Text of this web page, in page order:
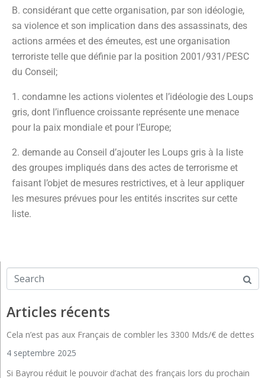
B. considérant que cette organisation, par son idéologie,
sa violence et son implication dans des assassinats, des
actions armées et des émeutes, est une organisation
terroriste telle que définie par la position 2001/931/PESC
du Conseil;
1. condamne les actions violentes et l’idéologie des Loups
gris, dont l’influence croissante représente une menace
pour la paix mondiale et pour l’Europe;
2. demande au Conseil d’ajouter les Loups gris à la liste
des groupes impliqués dans des actes de terrorisme et
faisant l’objet de mesures restrictives, et à leur appliquer
les mesures prévues pour les entités inscrites sur cette
liste.
Articles récents
Cela n’est pas aux Français de combler les 3300 Mds/€ de dettes
4 septembre 2025
Si Bayrou réduit le pouvoir d’achat des français lors du prochain